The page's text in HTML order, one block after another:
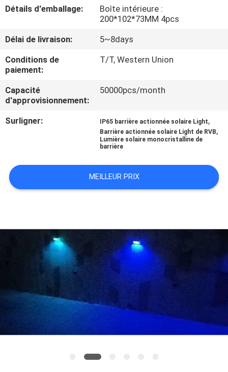
DE
L'USINE
CONTRÔLE
DE
QUALITÉ
NOUVELLES
DEMANDER
ONLINE
SHOP
Détails d'emballage:
Boîte intérieure :
200*102*73MM 4pcs
Délai de livraison:
5~8days
Conditions de
paiement:
T/T, Western Union
Capacité
d'approvisionnement:
50000pcs/month
Surligner: IP65 barrière actionnée solaire Light,
Barrière actionnée solaire Light de RVB,
Lumière solaire monocristalline de
barrière
MEILLEUR PRIX